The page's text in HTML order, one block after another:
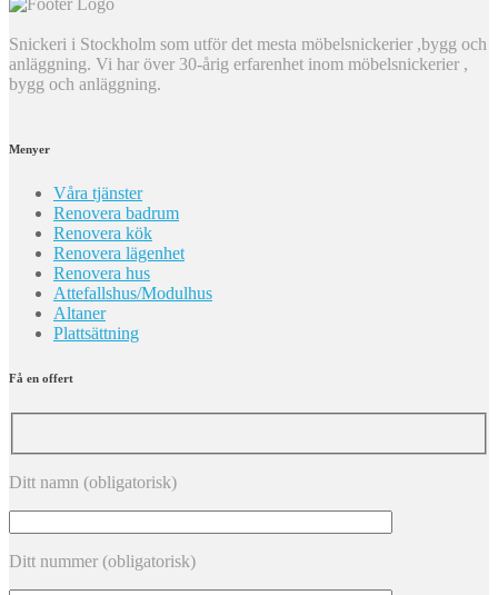
Snickeri i Stockholm som utför det mesta möbelsnickerier ,bygg och
anläggning. Vi har över 30-årig erfarenhet inom möbelsnickerier ,
bygg och anläggning.
Menyer
Våra tjänster
Renovera badrum
Renovera kök
Renovera lägenhet
Renovera hus
Attefallshus/Modulhus
Altaner
Plattsättning
Få en offert
Ditt namn (obligatorisk)
Ditt nummer (obligatorisk)